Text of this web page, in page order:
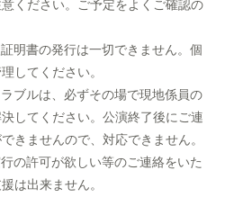
ください。ご予定をよくご確認の
明書の発行は一切できません。個
してください。
ブルは、必ずその場で現地係員の
してください。公演終了後にご連
きませんので、対応できません。
の許可が欲しい等のご連絡をいた
は出来ません。